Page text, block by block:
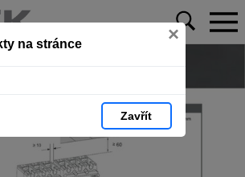
na stránce ×
Zavřít